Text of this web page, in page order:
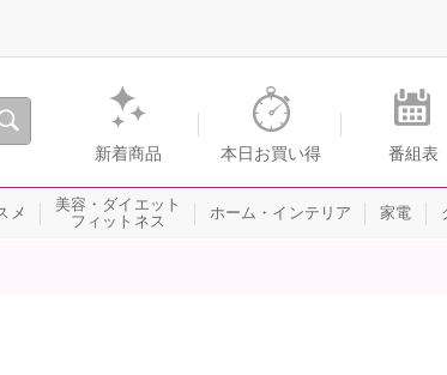
・テレビショッピングのショップチャンネル
新着商品 本日お買い得 番組表
メ
美容・ダイエット
フィットネス
ホーム・インテリア 家電